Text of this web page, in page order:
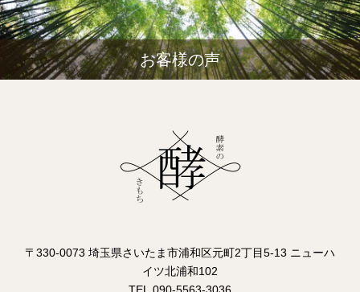
お客様の声
〒330-0073 埼玉県さいたま市浦和区元町2丁目5-13 ニューハ
イツ北浦和102